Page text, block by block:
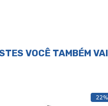
VOCÊ TAMBÉM